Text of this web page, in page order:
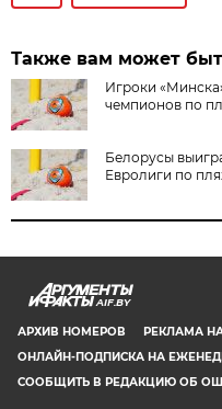
Также вам может
Игроки
чемпионов по
Белорусы
Евролиги по
AIF.BY
АРХИВ НОМЕРОВ РЕКЛАМА
ОНЛАЙН-ПОДПИСКА НА
СООБЩИТЬ В РЕДАКЦИЮ ОБ